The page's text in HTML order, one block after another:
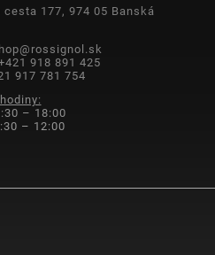
cesta 177, 974 05 Banská
918 891 425
917 781 754
– 18:00
– 12:00